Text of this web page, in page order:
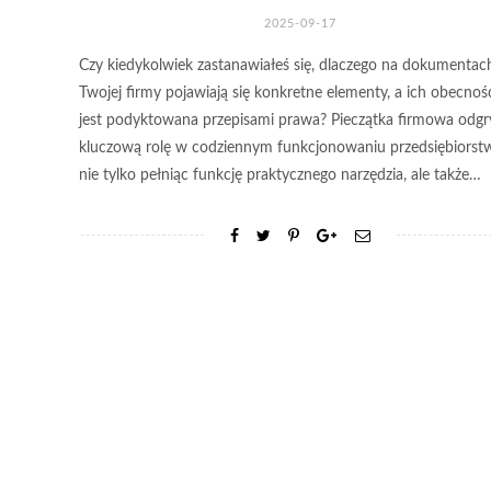
2025-09-17
Czy kiedykolwiek zastanawiałeś się, dlaczego na
Twojej firmy pojawiają się konkretne elementy, a ich
jest podyktowana przepisami prawa? Pieczątka firmowa
kluczową rolę w codziennym funkcjonowaniu
nie tylko pełniąc funkcję praktycznego narzędzia, ale także…